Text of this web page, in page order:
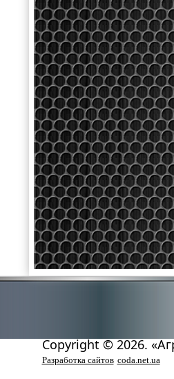
Copyright © 2026.
Разработка сайтов coda.net.ua